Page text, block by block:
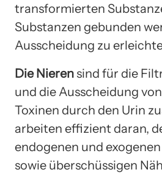
transformierten
Substanzen gebunden
Ausscheidung zu
Die Nieren sind für die
und die Ausscheidung
Toxinen durch den Urin
arbeiten effizient daran,
endogenen und
sowie überschüssigen